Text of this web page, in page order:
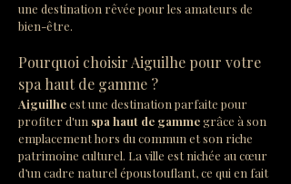
une destination rêvée pour les amateurs de
bien-être.
Pourquoi choisir Aiguilhe pour votre
spa haut de gamme ?
Aiguilhe est une destination parfaite pour
profiter d'un spa haut de gamme grâce à son
emplacement hors du commun et son riche
patrimoine culturel. La ville est nichée au cœur
d’un cadre naturel époustouflant, ce qui en fait